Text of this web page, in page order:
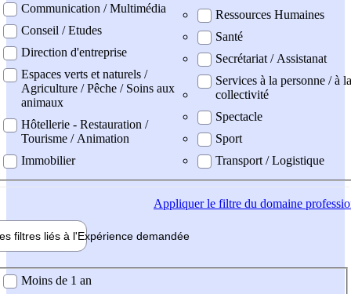
Communication / Multimédia
Conseil / Etudes
Direction d'entreprise
Espaces verts et naturels /
Agriculture / Pêche / Soins aux
animaux
Hôtellerie - Restauration /
Tourisme / Animation
Immobilier
Ressources Humaines
Santé
Secrétariat / Assistanat
Services à la personne / à la
collectivité
Spectacle
Sport
Transport / Logistique
Appliquerle filtre du domaine
filtres liés à l'Expérience demandée
demandée
Moins de 1 an